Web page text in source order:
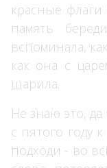
красные
память
вспоминала,
как она с
шарила.
Не знаю это,
с пятого году
подходи - во